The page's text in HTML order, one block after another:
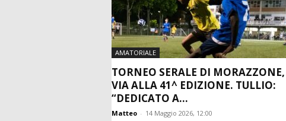
AMATORIALE
TORNEO SERALE DI MORAZZONE,
VIA ALLA 41^ EDIZIONE. TULLIO:
“DEDICATO A...
Matteo - 14 Maggio 2026, 12:00